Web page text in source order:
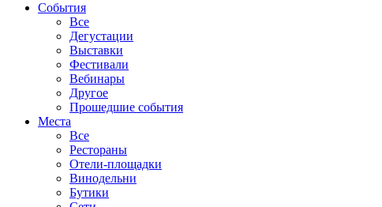
События
Все
Дегустации
Выставки
Фестивали
Вебинары
Другое
Прошедшие события
Места
Все
Рестораны
Отели-площадки
Винодельни
Бутики